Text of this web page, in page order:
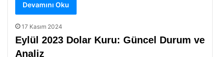
Devamını Oku
17 Kasım 2024
Eylül 2023 Dolar Kuru: Güncel Durum ve
Analiz